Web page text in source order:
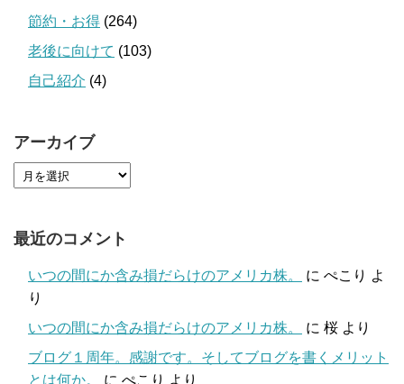
節約・お得 (264)
老後に向けて (103)
自己紹介 (4)
アーカイブ
最近のコメント
いつの間にか含み損だらけのアメリカ株。 に ぺこり よ
り
いつの間にか含み損だらけのアメリカ株。
に 桜 より
ブログ１周年。感謝です。そしてブログを書くメリット
とは何か。
に ぺこり より